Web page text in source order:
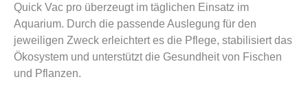
Quick Vac pro überzeugt im täglichen Einsatz im
Aquarium. Durch die passende Auslegung für den
jeweiligen Zweck erleichtert es die Pflege, stabilisiert das
Ökosystem und unterstützt die Gesundheit von Fischen
und Pflanzen.